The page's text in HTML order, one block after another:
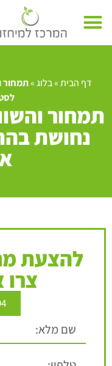
דף הבית»בלוג»תמחור
תמחור
נחושת
להצעת
צרו